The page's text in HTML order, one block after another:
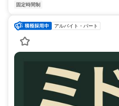
固定時間制
アルバイト・パート